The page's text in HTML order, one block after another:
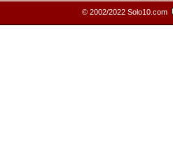
© 2002/2022 Solo10.com